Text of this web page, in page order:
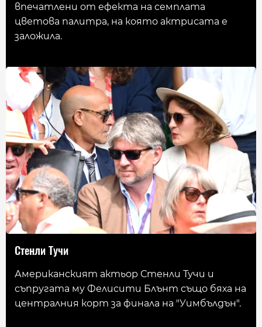
впечатлени от ефекта на семплата
цветова палитра, на която актрисата е
заложила.
Стенли Тучи
Американският актьор Стенли Тучи и
съпругата му Фелисити Блънт също бяха на
централния корт за финала на "Уимбълдън".